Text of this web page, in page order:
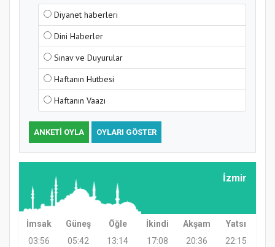
Samsun Atakum’da Yaz Kur’an Kursu
Kapanış Programı
Samsun Atakum’da Ayasofya Camii
Etkinliği
Diyanet haberleri
Dini Haberler
Sınav ve Duyurular
Haftanın Hutbesi
Haftanın Vaazı
ANKETI OYLA OYLARI GÖSTER
İzmir
İmsak Güneş Öğle İkindi Akşam
Yatsı
03:56
05:42 13:14 17:08 20:36 22:15